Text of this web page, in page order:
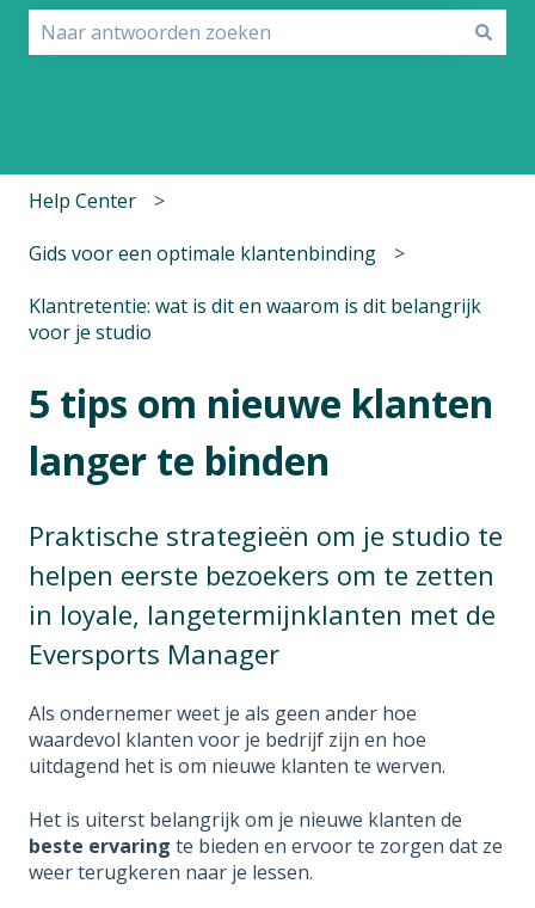
Help Center
Gids voor een optimale klantenbinding
Klantretentie: wat is dit en waarom is dit belangrijk
voor je studio
5 tips om nieuwe klanten
langer te binden
Praktische strategieën om je studio te
helpen eerste bezoekers om te zetten
in loyale, langetermijnklanten met de
Eversports Manager
Als ondernemer weet je als geen ander hoe
waardevol klanten voor je bedrijf zijn en hoe
uitdagend het is om nieuwe klanten te werven.
Het is uiterst belangrijk om je nieuwe klanten de
beste ervaring te bieden en ervoor te zorgen dat ze
weer terugkeren naar je lessen.